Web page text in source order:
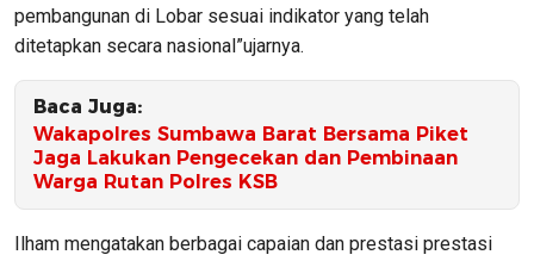
pembangunan di Lobar sesuai indikator yang telah
ditetapkan secara nasional”ujarnya.
Baca Juga:
Wakapolres Sumbawa Barat Bersama Piket
Jaga Lakukan Pengecekan dan Pembinaan
Warga Rutan Polres KSB
Ilham mengatakan berbagai capaian dan prestasi prestasi